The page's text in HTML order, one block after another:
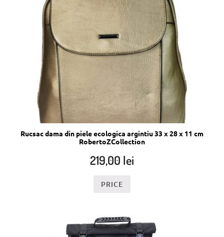
Rucsac dama din piele ecologica argintiu 33 x 28 x 11 cm
RobertoZCollection
219,00 lei
PRICE